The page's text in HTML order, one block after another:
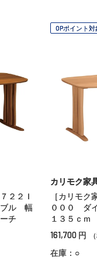
２２Ｉ
ブル 幅
チ
OPポイント対
カリモク家
［カリモク
０００ ダ
１３５ｃｍ
161,700 円
在庫：○